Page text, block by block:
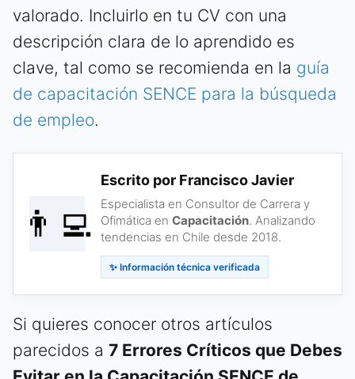
valorado. Incluirlo en tu CV con una
descripción clara de lo aprendido es
clave, tal como se recomienda en la guía
de capacitación SENCE para la búsqueda
de empleo.
👨‍💻
Escrito por Francisco Javier
Especialista en Consultor de Carrera y
Ofimática en Capacitación. Analizando
tendencias en Chile desde 2018.
✨ Información técnica verificada
Si quieres conocer otros artículos
parecidos a 7 Errores Críticos que Debes